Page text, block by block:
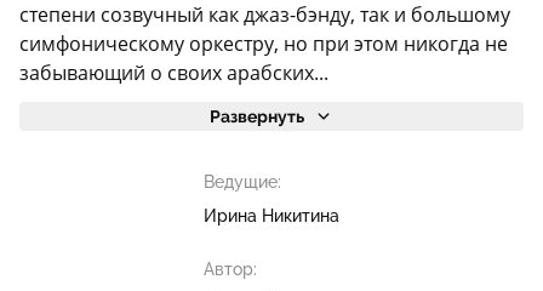
степени созвучный как джаз-бэнду, так и большому
симфоническому оркестру, но при этом никогда не
забывающий о своих арабских...
Развернуть
Ведущие:
Ирина Никитина
Автор: